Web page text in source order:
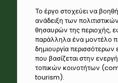
Το έργο στοχεύει να
ανάδειξη των
θησαυρών της περιοχής,
παράλληλα ένα μοντέλο
δημιουργία περισσότερων
που βασίζεται στην
τοπικών κοινοτήτων
tourism).